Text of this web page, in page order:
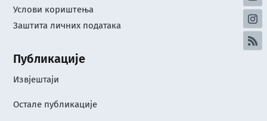
Услови кориштењa
Заштита личних података
Публикације
Извјештаји
Остале публикације